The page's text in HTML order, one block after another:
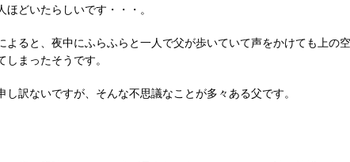
ほどいたらしいです・・・。
よると、夜中にふらふらと一人で父が歩いていて声をかけても上の
まったそうです。
し訳ないですが、そんな不思議なことが多々ある父です。